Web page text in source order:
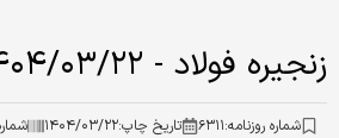
زنجیره فولاد - ۱۴۰۴/۰۳/۲۲
شماره روزنامه:۶۳۱۱ تاریخ چاپ:۱۴۰۴/۰۳/۲۲